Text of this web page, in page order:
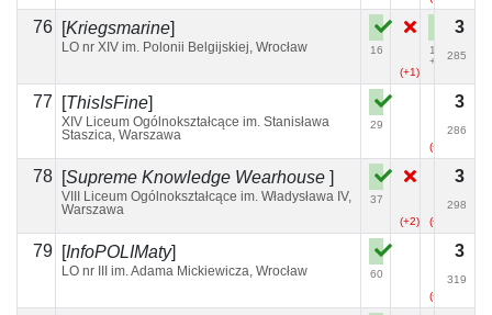
76 [Kriegsmarine]
LO nr XIV im. Polonii Belgijskiej, Wrocław
16
(+1)
170
+3
3
285
77 [ThisIsFine]
XIV Liceum Ogólnokształcące im. Stanisława
Staszica, Warszawa
29
(+7)
3
286
78 [Supreme Knowledge Wearhouse ]
VIII Liceum Ogólnokształcące im. Władysława IV,
Warszawa
37
(+2)
(+2)
3
298
79 [InfoPOLIMaty]
LO nr III im. Adama Mickiewicza, Wrocław
60
(+2)
3
319